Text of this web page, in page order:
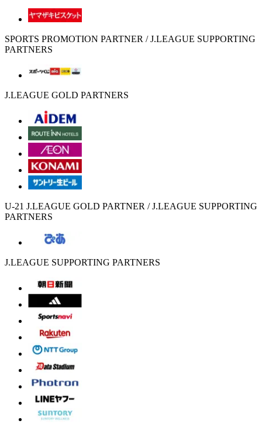
SPORTS PROMOTION PARTNER / J.LEAGUE SUPPORTING
PARTNERS
J.LEAGUE GOLD PARTNERS
U-21 J.LEAGUE GOLD PARTNER / J.LEAGUE SUPPORTING
PARTNERS
J.LEAGUE SUPPORTING PARTNERS